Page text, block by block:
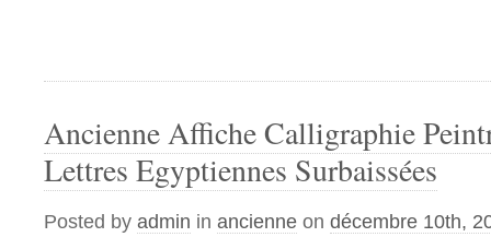
Ancienne Affiche Calligraphie
Lettres Egyptiennes Surbaissées
Posted by admin in ancienne on décembre 10th,